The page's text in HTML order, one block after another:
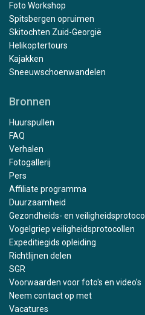
Foto Workshop
Spitsbergen opruimen
Skitochten Zuid-Georgië
Helikoptertours
Kajakken
Sneeuwschoenwandelen
Bronnen
Huurspullen
FAQ
Verhalen
Fotogallerij
Pers
Affiliate programma
Duurzaamheid
Gezondheids- en veiligheidsprotocol
Vogelgriep veiligheidsprotocollen
Expeditiegids opleiding
Richtlijnen delen
SGR
Voorwaarden voor foto's en video's
Neem contact op met
Vacatures